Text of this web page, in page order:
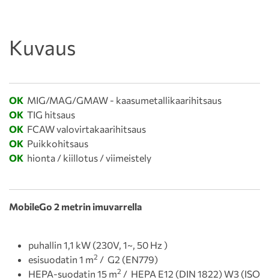
Kuvaus
OK MIG/MAG/GMAW - kaasumetallikaarihitsaus
OK TIG hitsaus
OK FCAW valovirtakaarihitsaus
OK Puikkohitsaus
OK hionta / kiillotus / viimeistely
MobileGo 2 metrin imuvarrella
puhallin 1,1 kW (230V, 1~, 50 Hz )
esisuodatin 1 m2 / G2 (EN779)
HEPA-suodatin 15 m2 / HEPA E12 (DIN 1822) W3 (ISO